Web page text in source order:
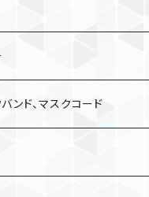
ンド、マスクコード